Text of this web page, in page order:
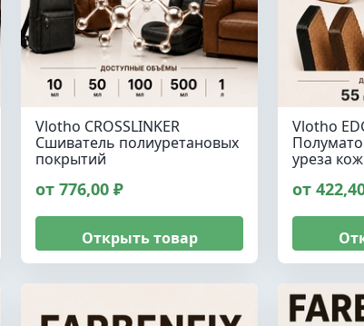
Vlotho CROSSLINKER
Сшиватель полиуретановых
покрытий
от 776,00 ₽
Открыть товар
Vlotho
уреза
от